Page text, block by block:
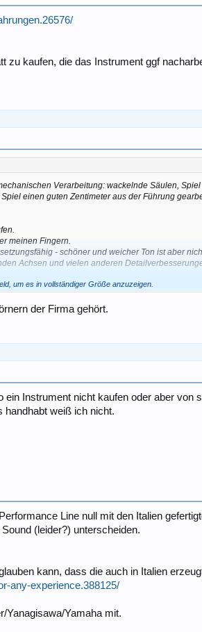
zu kaufen, die das Instrument ggf
Verarbeitung: wackelnde Säulen,
einen guten Zentimeter aus der Führung
meinen Fingern.
- schöner und weicher Ton ist aber
Achsen und vielen anderen
mein Saxdoc und ich sind einfach zu
um es in vollständiger Größe anzuzeigen.
der Firma gehört.
Instrument nicht kaufen oder aber
handhabt weiß ich nicht.
Line null mit den Italien
(leider?) unterscheiden.
kann, dass die auch in Italien
any-experience.388125/
Yanagisawa/Yamaha mit.